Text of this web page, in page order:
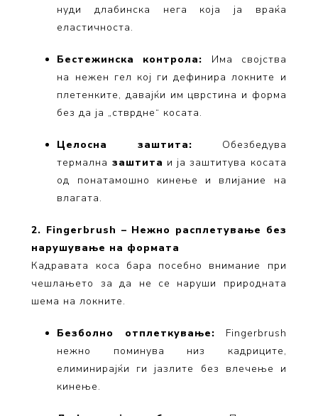
нуди длабинска нега која ја враќа
еластичноста.
Бестежинска контрола: Има својства
на нежен гел кој ги дефинира локните и
плетенките, давајќи им цврстина и форма
без да ја „стврдне“ косата.
Целосна заштита: Обезбедува
термална заштита и ја заштитува косата
од понатамошно кинење и влијание на
влагата.
2. Fingerbrush – Нежно расплетување без
нарушување на формата
Кадравата коса бара посебно внимание при
чешлањето за да не се наруши природната
шема на локните.
Безболно отплеткување: Fingerbrush
нежно поминува низ кадриците,
елиминирајќи ги јазлите без влечење и
кинење.